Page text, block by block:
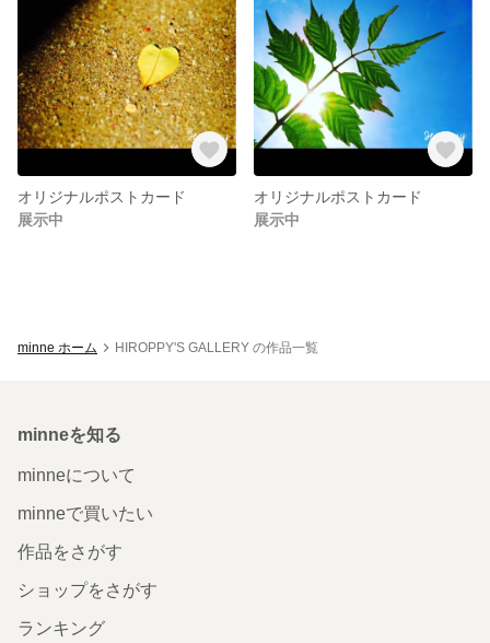
オリジナルポストカード
展示中
オリジナルポストカード
展示中
minne ホーム HIROPPY'S GALLERY の作品一覧
minneを知る
minneについて
minneで買いたい
作品をさがす
ショップをさがす
ランキング